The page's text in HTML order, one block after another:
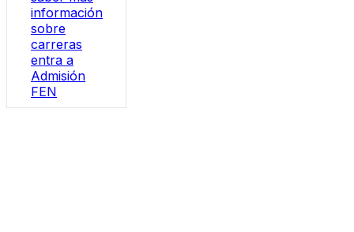
información
sobre
carreras
entra a
Admisión
FEN